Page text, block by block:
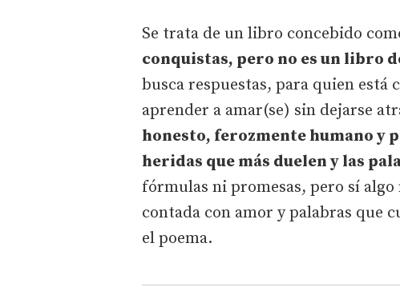
Se trata de un libro concebido
conquistas, pero no es un libro
busca respuestas, para quien está
aprender a amar(se) sin dejarse
honesto, ferozmente humano y
heridas que más duelen y las
fórmulas ni promesas, pero sí
contada con amor y palabras que
el poema.